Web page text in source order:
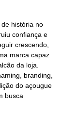
história no
confiança e
crescendo,
marca capaz
da loja.
branding,
do açougue
busca